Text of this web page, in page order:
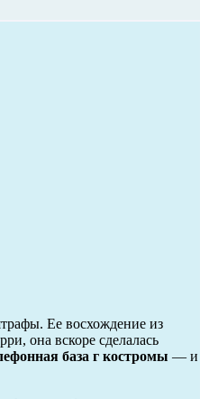
Ее восхождение из
она вскоре сделалась
база г костромы — и